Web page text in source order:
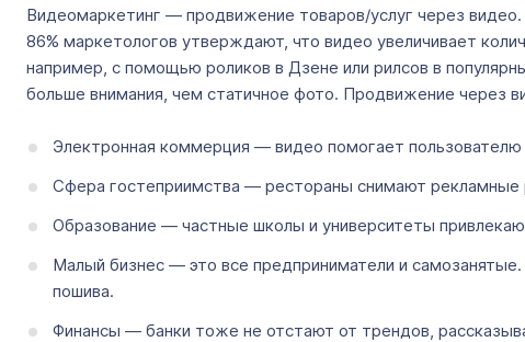
Видеомаркетинг — продвижение товаров/услуг через
86% маркетологов утверждают, что видео увеличивает
например, с помощью роликов в Дзене или рилсов в
больше внимания, чем статичное фото. Продвижение через
Электронная коммерция — видео помогает
Сфера гостеприимства — рестораны снимают рекламные
Образование — частные школы и университеты
Малый бизнес — это все предприниматели и
пошива.
Финансы — банки тоже не отстают от трендов,